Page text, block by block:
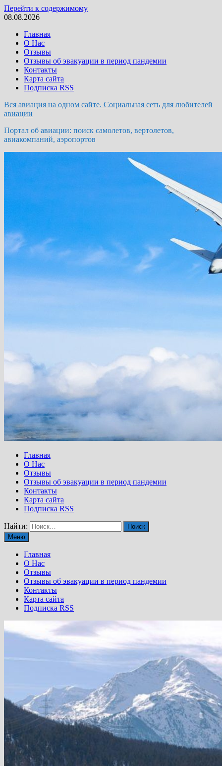
Перейти к содержимому
08.08.2026
Главная
О Нас
Отзывы
Отзывы об эвакуации в период пандемии
Контакты
Карта сайта
Подписка RSS
Вся авиация на одном сайте. Социальная сеть для любителей
авиации
Портал об авиации: поиск самолетов, вертолетов,
авиакомпаний, аэропортов
Главная
О Нас
Отзывы
Отзывы об эвакуации в период пандемии
Контакты
Карта сайта
Подписка RSS
Найти:
Меню
Главная
О Нас
Отзывы
Отзывы об эвакуации в период пандемии
Контакты
Карта сайта
Подписка RSS